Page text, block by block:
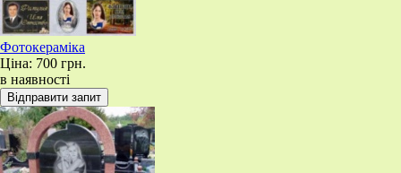
Фотокераміка
Ціна: 700 грн.
в наявності